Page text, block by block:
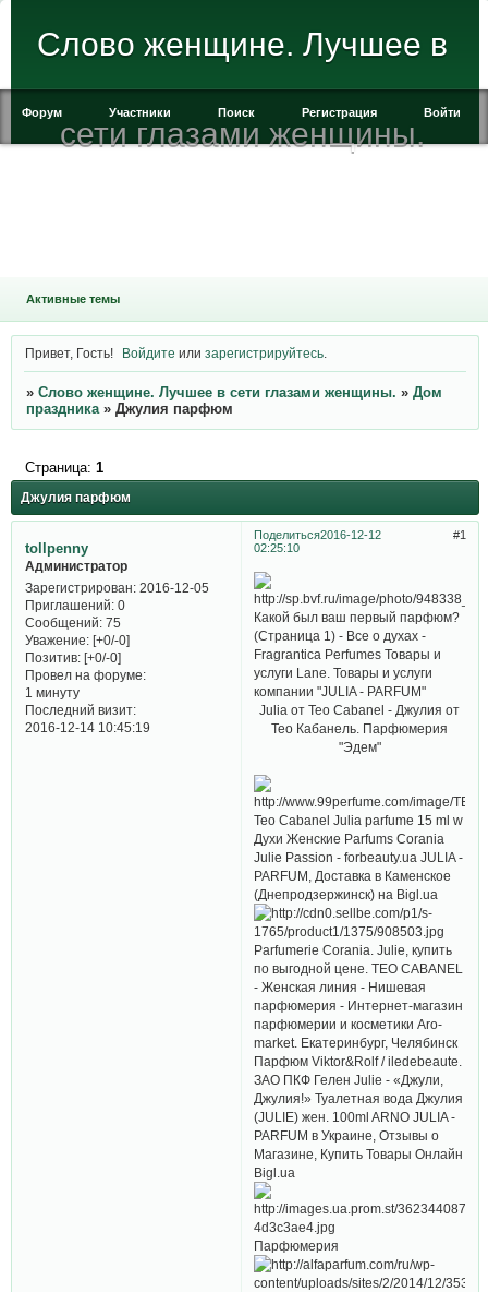
Слово женщине. Лучшее в
сети глазами женщины.
Форум Участники Поиск Регистрация Войти
Активные темы
Привет, Гость! Войдите илизарегистрируйтесь
» Слово женщине. Лучшее в сети глазами женщины. » Дом
праздника » Джулия парфюм
Джулия парфюм
Страница: 1
Поделиться 1
2016-12-12
02:25:10
tollpenny
Администратор
Зарегистрирован: 2016-12-05
Приглашений:0
Сообщений:75
Уважение: [+0/-0]
Позитив: [+0/-0]
Провел на форуме:
1 минуту
Последний визит:
2016-12-14 10:45:19
Какой был ваш первый парфюм?
(Страница 1) - Все о духах -
Fragrantica Perfumes Товары и
услуги Lane. Товары и услуги
компании "JULIA - PARFUM"
Julia от Teo Cabanel - Джулия от
Тео Кабанель. Парфюмерия
"Эдем"
Teo Cabanel Julia parfume 15 ml w
Духи Женские Parfums Corania
Julie Passion - forbeauty.ua JULIA -
PARFUM, Доставка в Каменское
(Днепродзержинск) на Bigl.ua
Parfumerie Corania. Julie, купить
по выгодной цене. TEO CABANEL
- Женская линия - Нишевая
парфюмерия - Интернет-магазин
парфюмерии и косметики Aro-
market. Екатеринбург, Челябинск
Парфюм Viktor&Rolf / iledebeaute.
ЗАО ПКФ Гелен Julie - «Джули,
Джулия!» Туалетная вода Джулия
(JULIE) жен. 100ml ARNO JULIA -
PARFUM в Украине, Отзывы о
Магазине, Купить Товары Онлайн
Bigl.ua
Парфюмерия